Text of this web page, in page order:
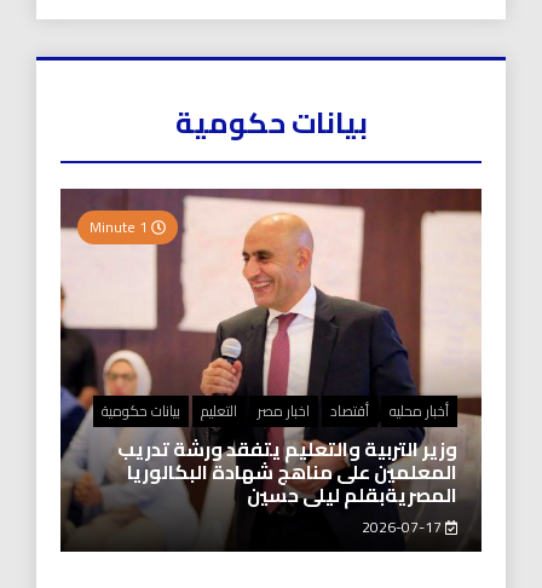
بيانات حكومية
أخبار محليه أقتصاد اخبار مصر التعليم بيانات حكومية
وزير التربية والتعليم يتفقد ورشة تدريب
المعلمين على مناهج شهادة البكالوريا
المصريةبقلم ليلى حسين
2026-07-17